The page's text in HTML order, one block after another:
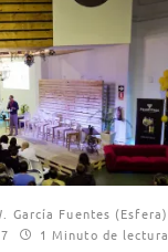
García Fuentes (Esfera)
1 Minuto de lectura